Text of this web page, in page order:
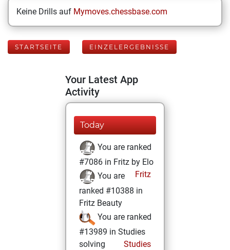
Keine Drills auf Mymoves.chessbase.com
STARTSEITE EINZELERGEBNISSE
Your Latest App
Activity
Today
You are ranked
#7086 in Fritz by Elo
Fritz
You are
ranked #10388 in
Fritz Beauty
You are ranked
#13989 in Studies
solving
Studies